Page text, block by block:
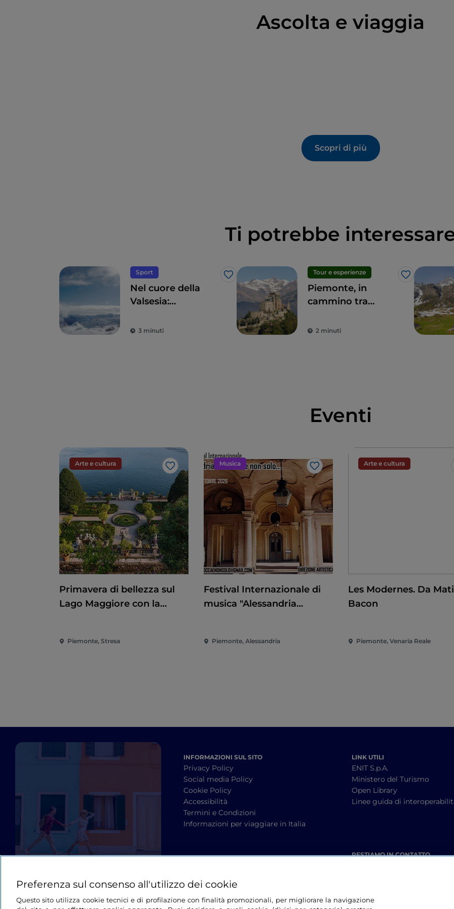
Questo metodo di panificazione, ormai quasi del tutto scomparso, e l'impiego di materie
prime di provenienza unicamente biologica, permettono di avere un prodotto digeribile,
Ascolta e viaggia
Scopri di più
Ti potrebbe
Sport
Like
Nel cuore della
Valsesia:
Alagna
3 minuti
Tour e esperienze
Like
Piemonte, in
cammino tra
2 minuti
Eventi
Arte e cultura
Like
Primavera di bellezza sul
Lago Maggiore con la
Piemonte, Stresa
Musica
Like
Festival Internazionale di
musica "Alessandria
Piemonte, Alessandria
Arte e cultura
Les Modernes. Da
Bacon
Piemonte, Venaria Reale
INFORMAZIONI SUL SITO
Privacy Policy
Social media Policy
Cookie Policy
Accessibilità
Termini e Condizioni
Informazioni per viaggiare in Italia
LINK UTILI
ENIT S.p.A.
Ministero del Turismo
Open Library
Linee guida di
RESTIAMO IN CONTATTO
Preferenza sul consenso all'utilizzo dei cookie
Questo sito utilizza cookie tecnici e di profilazione con finalità promozionali, per migliorare la navigazione